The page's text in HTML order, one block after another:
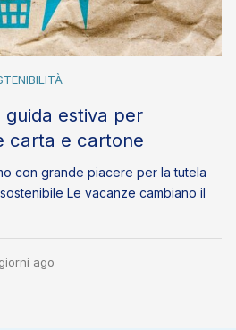
guida estiva per
carta e cartone
con grande piacere per la tutela
Le vacanze cambiano il
ago